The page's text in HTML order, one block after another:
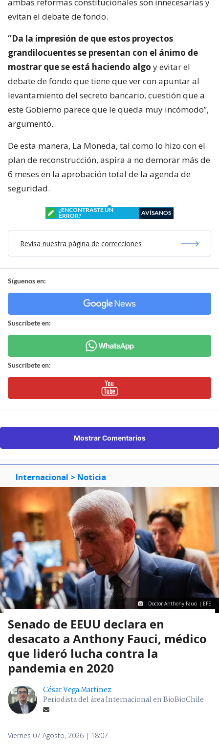
evitan el debate de fondo.
“Da la impresión de que estos proyectos
grandilocuentes se presentan con el ánimo de
mostrar que se está haciendo algo y evitar el
debate de fondo que tiene que ver con apuntar al
levantamiento del secreto bancario, cuestión que a
este Gobierno parece que le queda muy incómodo”,
argumentó.
De esta manera, La Moneda, tal como lo hizo con el
plan de reconstrucción, aspira a no demorar más de
6 meses en la aprobación total de la agenda de
seguridad.
¿ENCONTRASTE UN
ERROR?
AVÍSANOS
Revisa nuestra página de correcciones
Síguenos en:
Suscríbete en:
Suscríbete en:
Mostrar Comentarios
Internacional > Noticia
Doctor Anthony Fauci | EFE
Senado de EEUU declara en
desacato a Anthony Fauci, médico
que lideró lucha contra la
pandemia en 2020
César Vega Martínez
Periodista del área Internacional en BioBioChile
Viernes 07 Agosto, 2026 | 18:07